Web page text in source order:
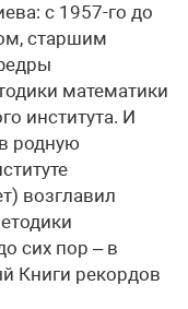
с 1957-го до
старшим
математики
института. И
родную
возглавил
сих пор – в
Книги рекордов